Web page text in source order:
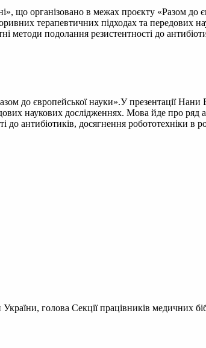
що організовано в межах проєкту «Разом до
терапевтичних підходах та передових
методи подолання резистентності до
до європейської науки».У презентації
наукових дослідженнях. Мова йде про ряд
антибіотиків, досягнення робототехніки в
України, голова Секції працівників медичних